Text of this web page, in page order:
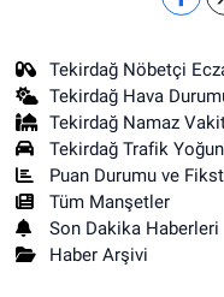
Tekirdağ Nöbetçi
Tekirdağ Hava
Tekirdağ Namaz
Tekirdağ Trafik
Puan Durumu ve
Tüm Manşetler
Son Dakika Haberleri
Haber Arşivi